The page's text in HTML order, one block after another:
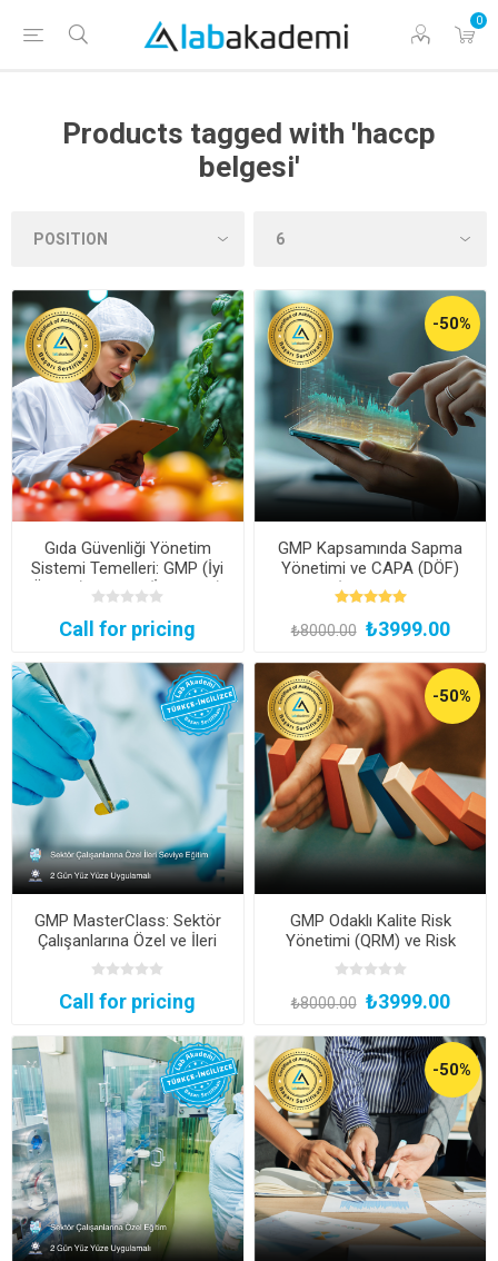
0
Products tagged with 'haccp
belgesi'
Gıda Güvenliği Yönetim
Sistemi Temelleri: GMP (İyi
Üretim) ve GHP (İyi Hijyen)
Uygulamaları Eğitimi
(Şirketlere Özel)
Call for pricing
-50%
GMP Kapsamında Sapma
Yönetimi ve CAPA (DÖF)
Eğitimi (Kayıttan Hemen
İzle)
₺8000.00 ₺3999.00
GMP MasterClass: Sektör
Çalışanlarına Özel ve İleri
Seviye Uygulamalı GMP
Uzmanlık Eğitimi
Call for pricing
-50%
GMP Odaklı Kalite Risk
Yönetimi (QRM) ve Risk
Değerlendirme Eğitimi
(Kayıttan Hemen İzle)
₺8000.00 ₺3999.00
-50%